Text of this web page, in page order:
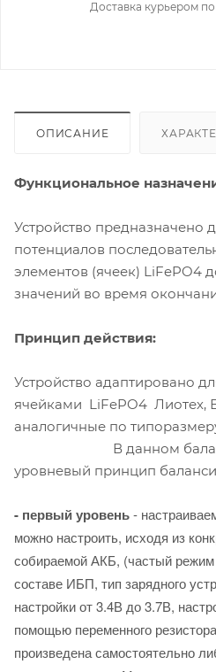
Доставка курьером
ОПИСАНИЕ
Функциональное
Устройство предназначено
потенциалов
элементов (ячеек) LiFePO4
значений во время
Принцип действия:
Устройство адаптировано
ячейками LiFePO4 Лиотех,
аналогичные по
В данном
уровневый принцип
- первый уровень-
можно настроить, исходя из
собираемой АКБ, (частый режим
составе ИБП, тип зарядного
настройки от 3.4В до 3.7В,
помощью переменного
произведена самостоятельно